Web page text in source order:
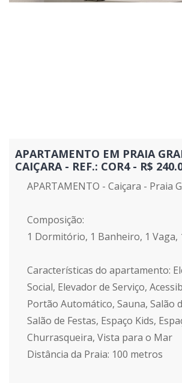
APARTAMENTO EM PRAIA
CAIÇARA - REF.: COR4 - R$
APARTAMENTO - Caiçara - Praia
Composição:
1 Dormitório, 1 Banheiro, 1 Vaga,
Características do apartamento:
Social, Elevador de Serviço,
Portão Automático, Sauna, Salão
Salão de Festas, Espaço Kids,
Churrasqueira, Vista para o Mar
Distância da Praia: 100 metros